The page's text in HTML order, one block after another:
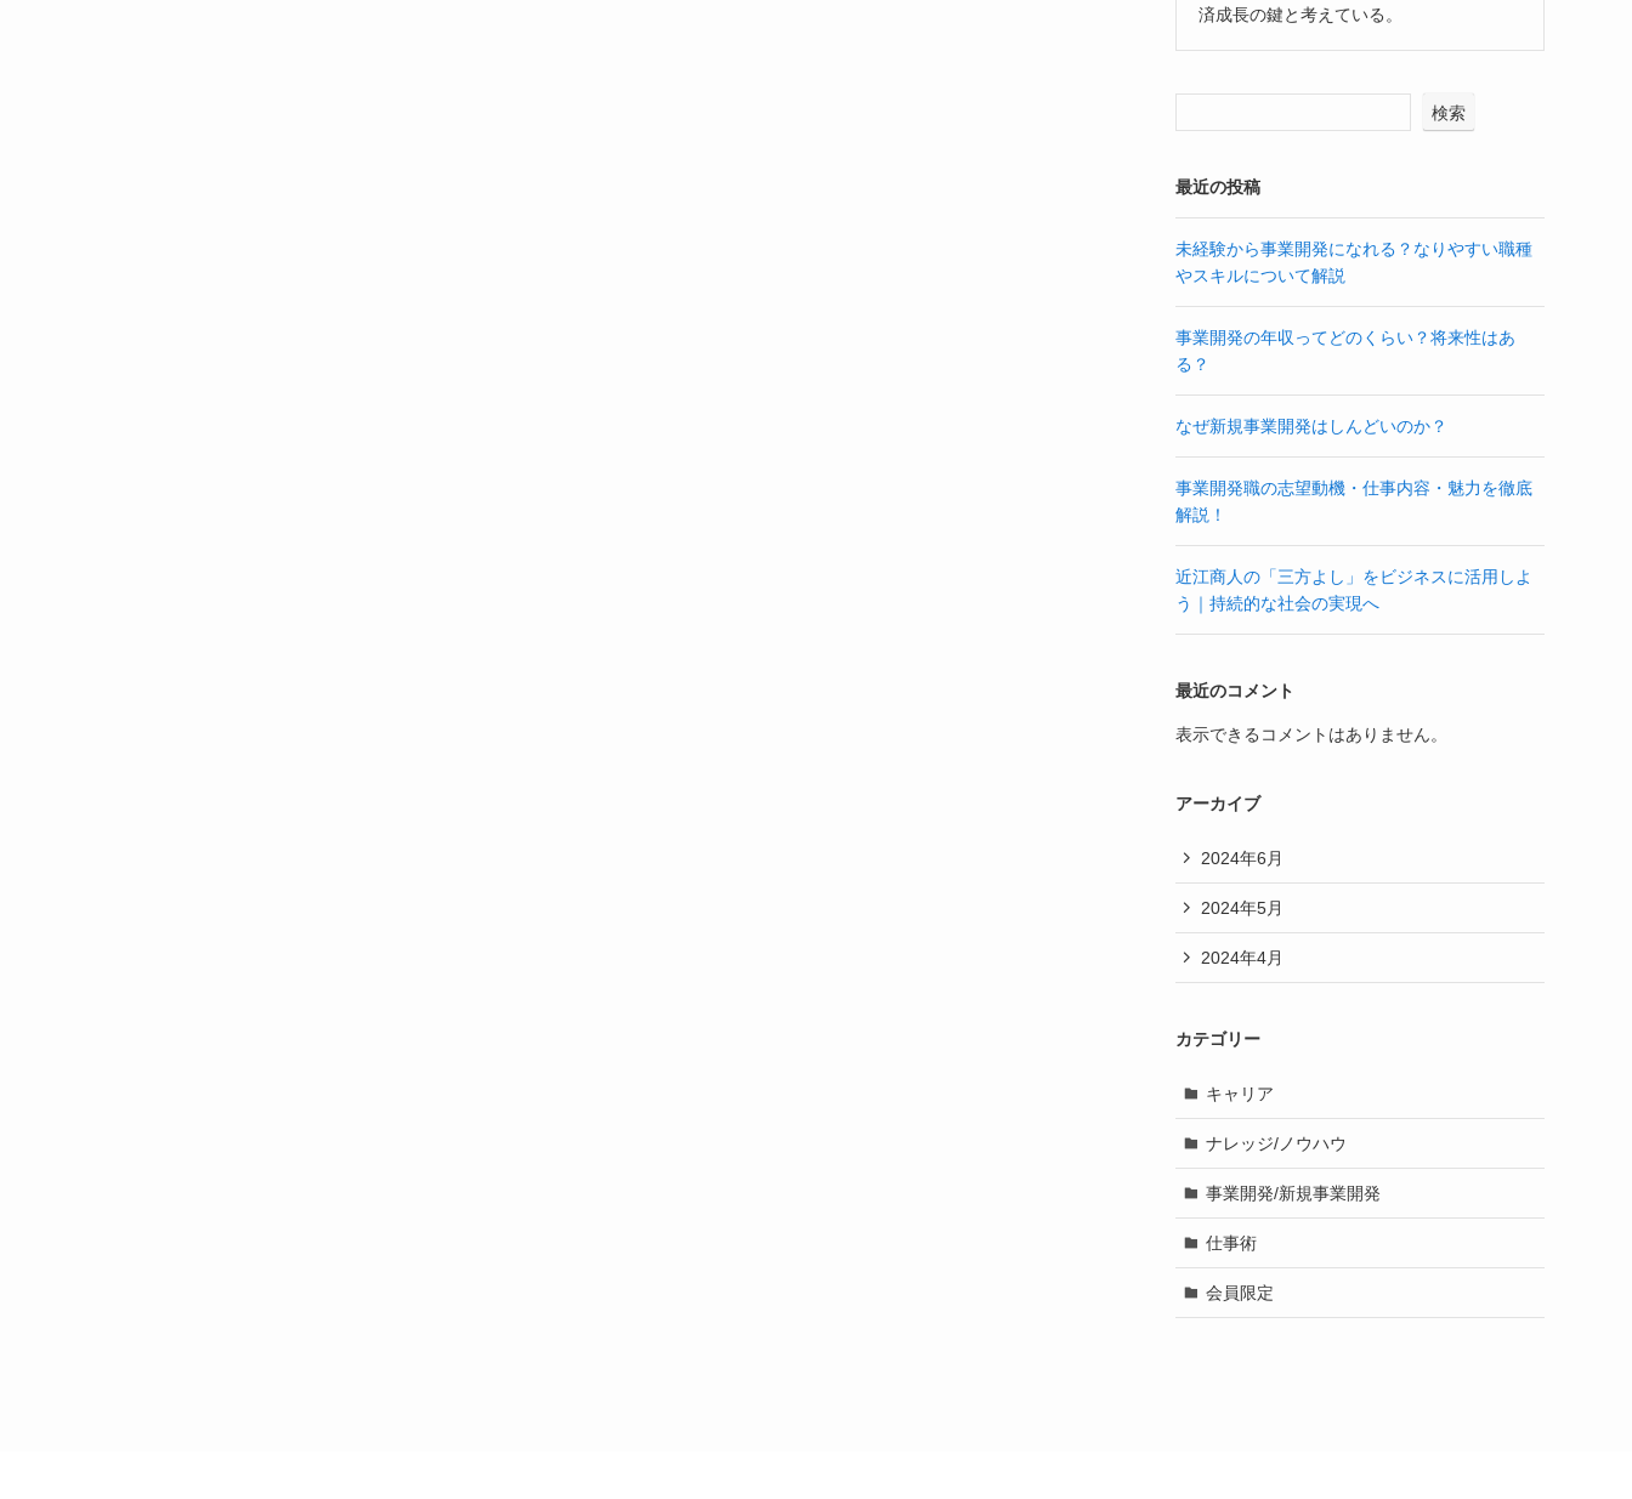
済成長の鍵と考えている。
検索
最近の投稿
未経験から事業開発になれる？なりやすい職種
やスキルについて解説
事業開発の年収ってどのくらい？将来性はあ
る？
なぜ新規事業開発はしんどいのか？
事業開発職の志望動機・仕事内容・魅力を徹底
解説！
近江商人の「三方よし」をビジネスに活用しよ
う｜持続的な社会の実現へ
最近のコメント
表示できるコメントはありません。
アーカイブ
2024年6月
2024年5月
2024年4月
カテゴリー
キャリア
ナレッジ/ノウハウ
事業開発/新規事業開発
仕事術
会員限定